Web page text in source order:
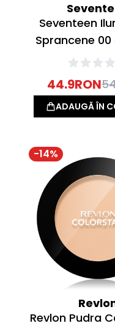
Seventeen
Sprancene
Light
44.9RON
ADAUGĂ ÎN
-14%
Revlon Pudra